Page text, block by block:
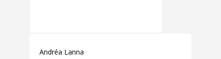
Andréa Lanna